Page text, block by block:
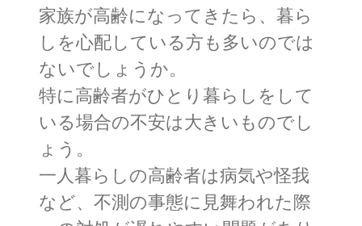
家族が高齢になってきたら、暮ら
しを心配している方も多いのでは
ないでしょうか。
特に高齢者がひとり暮らしをして
いる場合の不安は大きいものでし
ょう。
一人暮らしの高齢者は病気や怪我
など、不測の事態に見舞われた際